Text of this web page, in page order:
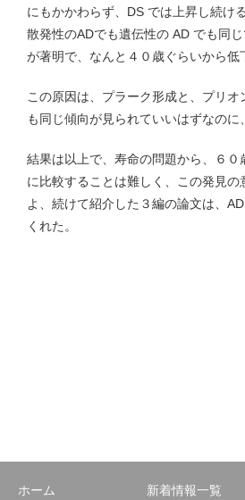
にもかかわらず、DS では上昇し続け
散発性のADでも遺伝性の AD でも同
が著明で、なんと４０歳ぐらいから
この原因は、プラーク形成と、プリ
も同じ傾向が見られていいはずなの
結果は以上で、寿命の問題から、６
に比較することは難しく、この発見
よ、続けて紹介した３編の論文は、
くれた。
ホーム 新着情報一覧